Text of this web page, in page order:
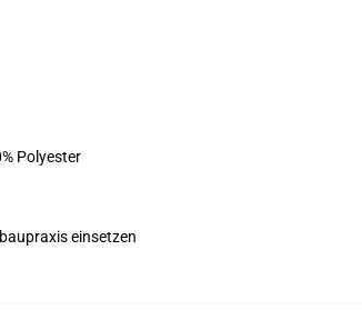
Polyester
einsetzen